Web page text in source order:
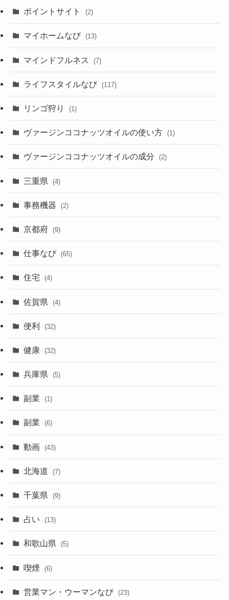
ポイントサイト (2)
マイホームなび (13)
マインドフルネス (7)
ライフスタイルなび (117)
リンゴ狩り (1)
ヴァージンココナッツオイルの使い方 (1)
ヴァージンココナッツオイルの成分 (2)
三重県 (4)
事務機器 (2)
京都府 (9)
仕事なび (65)
住宅 (4)
佐賀県 (4)
便利 (32)
健康 (32)
兵庫県 (5)
副業 (1)
副業 (6)
動画 (43)
北海道 (7)
千葉県 (9)
占い (13)
和歌山県 (5)
喫煙 (6)
営業マン・ウーマンなび (23)